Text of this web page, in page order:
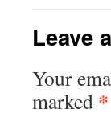
Leave
Your
marked *